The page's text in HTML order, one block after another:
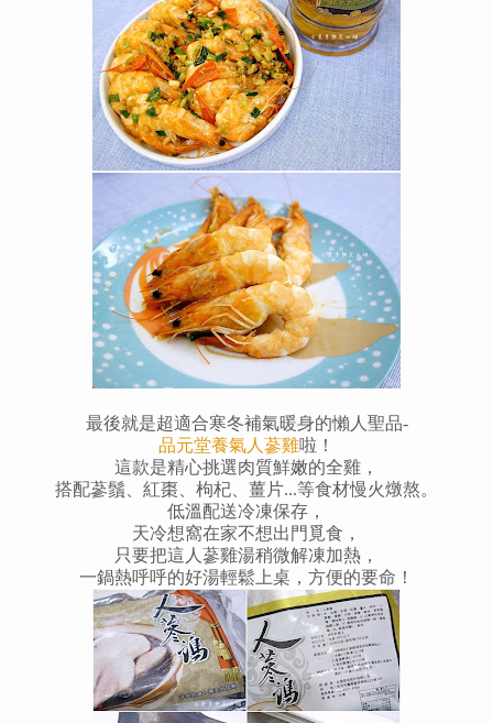
最後就是超適合寒冬補氣暖身的懶人聖品-
品元堂養氣人蔘雞啦！
這款是精心挑選肉質鮮嫩的全雞，
搭配蔘鬚、紅棗、枸杞、薑片...等食材慢火燉熬。
低溫配送冷凍保存，
天冷想窩在家不想出門覓食，
只要把這人蔘雞湯稍微解凍加熱，
一鍋熱呼呼的好湯輕鬆上桌，方便的要命！